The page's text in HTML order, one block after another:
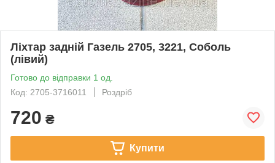
Ліхтар задній Газель 2705, 3221, Соболь
(лівий)
Готово до відправки 1 од.
Код: 2705-3716011
Роздріб
720 ₴
Купити